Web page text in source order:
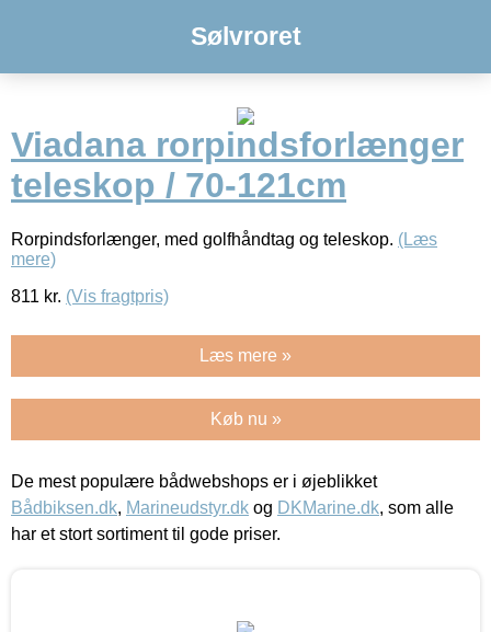
Sølvroret
Viadana rorpindsforlænger
teleskop / 70-121cm
Rorpindsforlænger, med golfhåndtag og teleskop. (Læs
mere)
811 kr. (Vis fragtpris)
Læs mere »
Køb nu »
De mest populære bådwebshops er i øjeblikket
Bådbiksen.dk, Marineudstyr.dk og DKMarine.dk, som alle
har et stort sortiment til gode priser.